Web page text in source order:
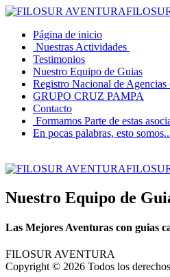
Página de inicio
Nuestras Actividades
Testimonios
Nuestro Equipo de Guias
Registro Nacional de Agencias
GRUPO CRUZ PAMPA
Contacto
Formamos Parte de estas
En pocas palabras, esto
Nuestro Equipo de
Las Mejores Aventuras con guias
FILOSUR AVENTURA
Copyright © 2026 Todos los